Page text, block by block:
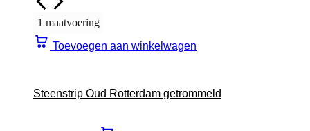
1 maatvoering
Toevoegen aan winkelwagen
Steenstrip Oud Rotterdam getrommeld